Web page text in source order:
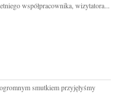
współpracownika, wizytatora...
smutkiem przyjęłyśmy